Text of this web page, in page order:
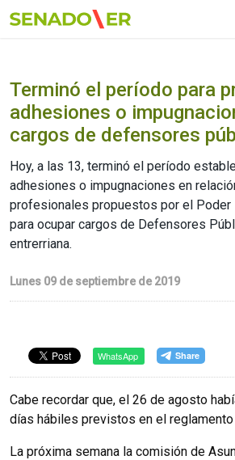
Ir al menú principal
Terminó el período para
adhesiones o
cargos de defensores
Hoy, a las 13, terminó el período
adhesiones o impugnaciones en
profesionales propuestos por el Poder
para ocupar cargos de Defensores
entrerriana.
Lunes 09 de septiembre de 2019
WhatsApp
Cabe recordar que, el 26 de agosto
días hábiles previstos en el reglamento
La próxima semana la comisión de